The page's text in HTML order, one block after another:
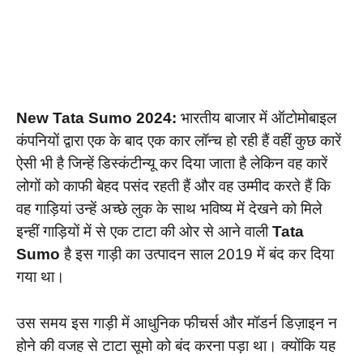
New Tata Sumo 2024: भारतीय बाजार में ऑटोमोबाइल
कंपनियों द्वारा एक के बाद एक कार लॉन्च हो रही हैं वहीं कुछ कारें
ऐसी भी है जिन्हें डिस्कंटीन्यू कर दिया जाता है लेकिन वह कारें
लोगों को काफी बेहद पसंद रहती हैं और वह उम्मीद करते हैं कि
वह गाड़ियां उन्हें अच्छे लुक के साथ भविष्य में देखने को मिले
इन्हीं गाड़ियों में से एक टाटा की ओर से आने वालीTata
Sumo है इस गाड़ी का उत्पादन साल 2019 में बंद कर दिया
गया था।
उस समय इस गाड़ी में आधुनिक फीचर्स और मॉडर्न डिज़ाइन न
होने की वजह से टाटा सूमो को बंद करना पड़ा था। क्योंकि यह